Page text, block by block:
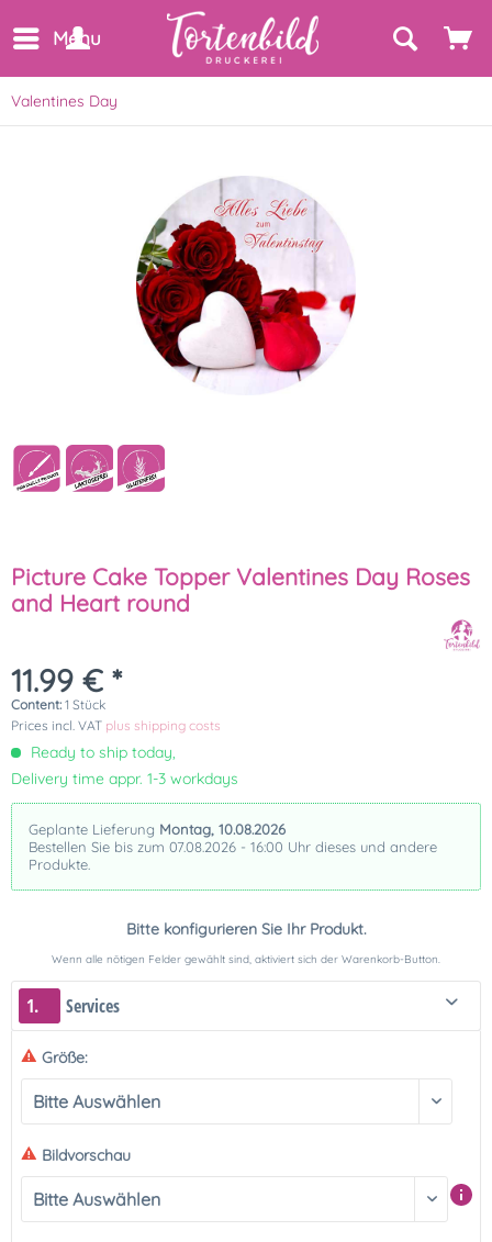
Menu
Valentines Day
Picture Cake Topper Valentines Day Roses
and Heart round
11.99 € *
Content: 1 Stück
Prices incl. VAT plus shipping costs
Ready to ship today,
Delivery time appr. 1-3 workdays
Geplante Lieferung Montag, 10.08.2026
Bestellen Sie bis zum 07.08.2026 - 16:00 Uhr dieses und andere
Produkte.
Bitte konfigurieren Sie Ihr Produkt.
Wenn alle nötigen Felder gewählt sind, aktiviert sich der Warenkorb-Button.
1. Services
Größe:
Bildvorschau